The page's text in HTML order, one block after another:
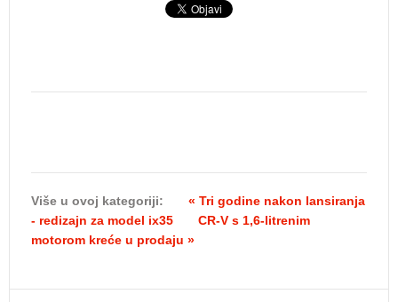
Više u ovoj kategoriji:
« Tri godine nakon lansiranja
- redizajn za model ix35
CR-V s 1,6-litrenim
motorom kreće u prodaju »